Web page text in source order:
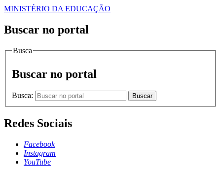
MINISTÉRIO DA EDUCAÇÃO
Buscar no portal
Busca
Buscar no portal
Busca: Buscar
Redes Sociais
Facebook
Instagram
YouTube